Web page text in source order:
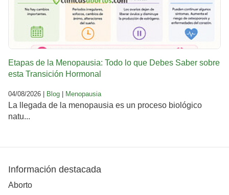
Etapas de la Menopausia: Todo lo que Debes Saber sobre
esta Transición Hormonal
04/08/2026 | Blog Menopausia
La llegada de la menopausia es un proceso biológico
natu...
Información destacada
Aborto